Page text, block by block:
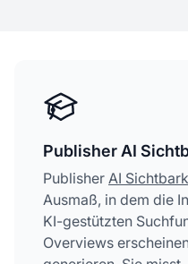
Publisher AI
Publisher AI
Ausmaß, in dem die
KI-gestützten
Overviews